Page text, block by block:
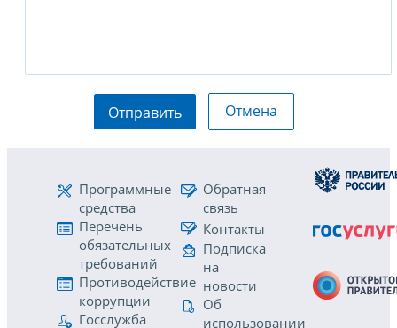
Отправить Отмена
Программные
средства
Перечень
обязательных
требований
Противодействие
коррупции
Госслужба
Обратная
связь
Контакты
Подписка
на
новости
Об
использовании